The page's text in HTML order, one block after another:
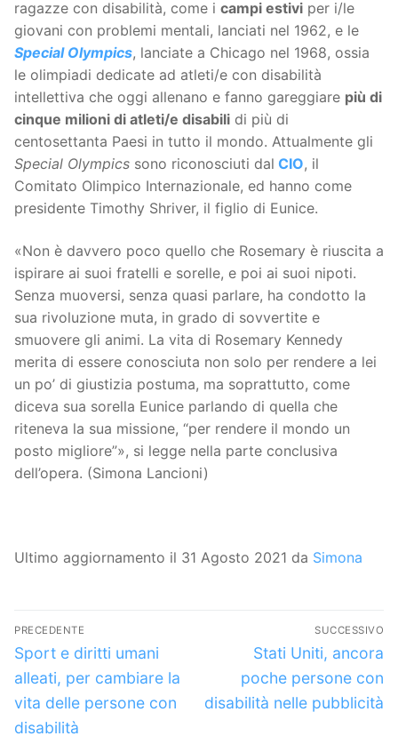
ragazze con disabilità, come i campi estivi per i/le
giovani con problemi mentali, lanciati nel 1962, e le
Special Olympics, lanciate a Chicago nel 1968, ossia
le olimpiadi dedicate ad atleti/e con disabilità
intellettiva che oggi allenano e fanno gareggiare più di
cinque milioni di atleti/e disabili di più di
centosettanta Paesi in tutto il mondo. Attualmente gli
Special Olympics sono riconosciuti dal CIO, il
Comitato Olimpico Internazionale, ed hanno come
presidente Timothy Shriver, il figlio di Eunice.
«Non è davvero poco quello che Rosemary è riuscita a
ispirare ai suoi fratelli e sorelle, e poi ai suoi nipoti.
Senza muoversi, senza quasi parlare, ha condotto la
sua rivoluzione muta, in grado di sovvertite e
smuovere gli animi. La vita di Rosemary Kennedy
merita di essere conosciuta non solo per rendere a lei
un po’ di giustizia postuma, ma soprattutto, come
diceva sua sorella Eunice parlando di quella che
riteneva la sua missione, “per rendere il mondo un
posto migliore”», si legge nella parte conclusiva
dell’opera. (Simona Lancioni)
Ultimo aggiornamento il 31 Agosto 2021 da Simona
Navigazione
articoli
PRECEDENTE
Articolo
precedente:
Sport e diritti umani
alleati, per cambiare la
vita delle persone con
disabilità
SUCCESSIVO
Articolo
successivo:
Stati Uniti, ancora
poche persone con
disabilità nelle pubblicità